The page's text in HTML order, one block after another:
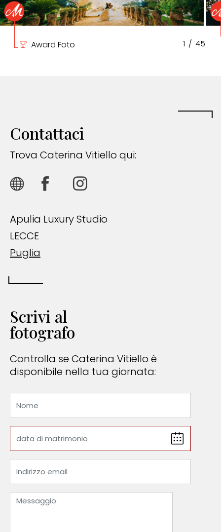
Award Foto 1 / 45
Contattaci
Trova Caterina Vitiello qui:
Apulia Luxury Studio
LECCE
Puglia
Scrivi al
fotografo
Controlla se Caterina Vitiello è
disponibile nella tua giornata: